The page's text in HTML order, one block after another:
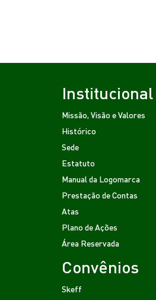
Institucional
Missão, Visão e Valores
Histórico
Sede
Estatuto
Manual da Logomarca
Prestação de Contas
Atas
Plano de Ações
Área Reservada
Convênios
Skeff